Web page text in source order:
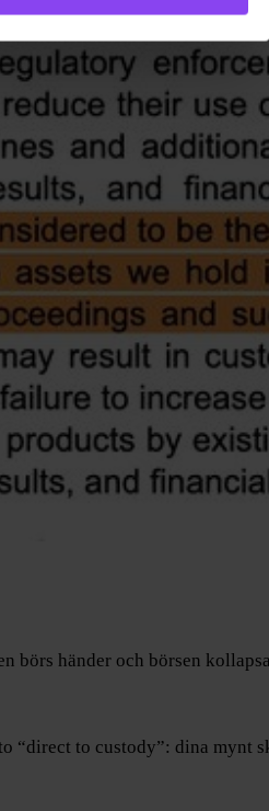
börs händer och börsen
“direct to custody”: dina mynt